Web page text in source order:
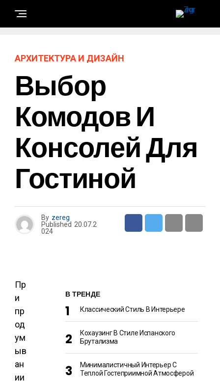
АРХИТЕКТУРА И ДИЗАЙН
Выбор
Комодов И
Консолей Для
Гостиной
By zereg
Published 20.07.2
024
Пр
и
пр
од
ум
ыв
ан
ии
В ТРЕНДЕ
Классический Стиль В Интерьере
Кохаузинг В Стиле Испанского
Брутализма
Минималистичный Интерьер С
Теплой Гостеприимной Атмосферой